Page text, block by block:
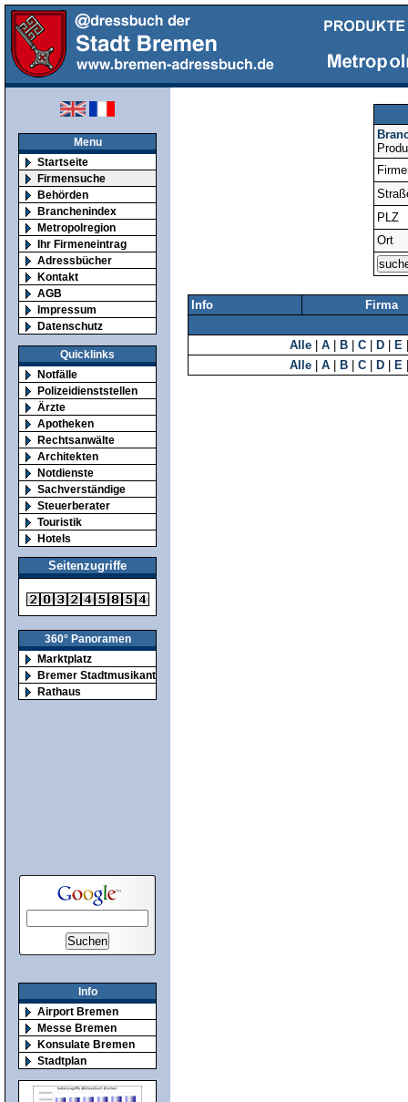
Menu
Startseite
Firmensuche
Behörden
Branchenindex
Metropolregion
Ihr Firmeneintrag
Adressbücher
Kontakt
AGB
Impressum
Datenschutz
Quicklinks
Notfälle
Polizeidienststellen
Ärzte
Apotheken
Rechtsanwälte
Architekten
Notdienste
Sachverständige
Steuerberater
Touristik
Hotels
Seitenzugriffe
360° Panoramen
Marktplatz
Bremer Stadtmusikanten
Rathaus
Info
Airport Bremen
Messe Bremen
Konsulate Bremen
Stadtplan
PLZ
Ort
Info Firma
Alle A B C D E
Alle
A B C D E